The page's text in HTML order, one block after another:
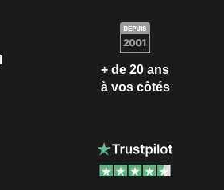
+ de 20 ans
à vos côtés